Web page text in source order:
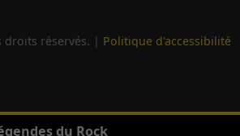
droits réservés. | Politique d'accessibilité
du Rock